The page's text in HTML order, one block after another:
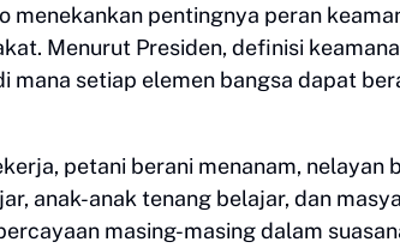
menekankan pentingnya peran
Menurut Presiden, definisi
mana setiap elemen bangsa dapat
petani berani menanam, nelayan
anak-anak tenang belajar, dan
masing-masing dalam